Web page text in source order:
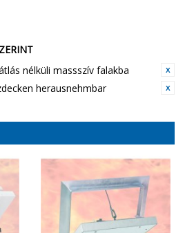
nélküli massszív falakba
herausnehmbar